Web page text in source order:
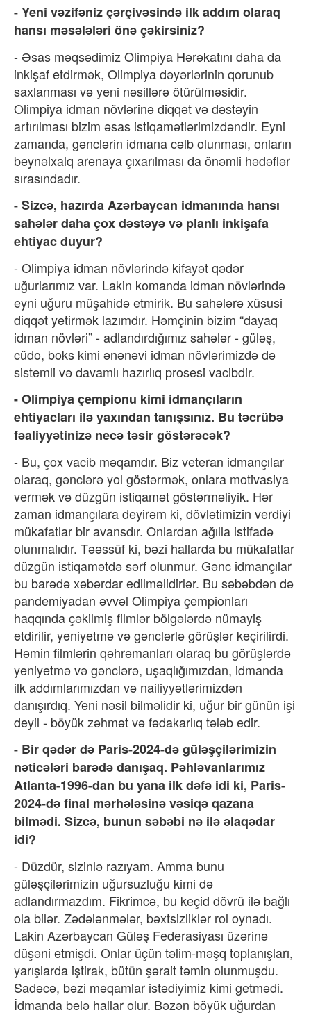
- Yeni vəzifəniz çərçivəsində ilk addım olaraq
hansı məsələləri önə çəkirsiniz?
- Əsas məqsədimiz Olimpiya Hərəkatını daha da
inkişaf etdirmək, Olimpiya dəyərlərinin qorunub
saxlanması və yeni nəsillərə ötürülməsidir.
Olimpiya idman növlərinə diqqət və dəstəyin
artırılması bizim əsas istiqamətlərimizdəndir. Eyni
zamanda, gənclərin idmana cəlb olunması, onların
beynəlxalq arenaya çıxarılması da önəmli hədəflər
sırasındadır.
- Sizcə, hazırda Azərbaycan idmanında hansı
sahələr daha çox dəstəyə və planlı inkişafa
ehtiyac duyur?
- Olimpiya idman növlərində kifayət qədər
uğurlarımız var. Lakin komanda idman növlərində
eyni uğuru müşahidə etmirik. Bu sahələrə xüsusi
diqqət yetirmək lazımdır. Həmçinin bizim “dayaq
idman növləri” - adlandırdığımız sahələr - güləş,
cüdo, boks kimi ənənəvi idman növlərimizdə də
sistemli və davamlı hazırlıq prosesi vacibdir.
- Olimpiya çempionu kimi idmançıların
ehtiyacları ilə yaxından tanışsınız. Bu təcrübə
fəaliyyətinizə necə təsir göstərəcək?
- Bu, çox vacib məqamdır. Biz veteran idmançılar
olaraq, gənclərə yol göstərmək, onlara motivasiya
vermək və düzgün istiqamət göstərməliyik. Hər
zaman idmançılara deyirəm ki, dövlətimizin verdiyi
mükafatlar bir avansdır. Onlardan ağılla istifadə
olunmalıdır. Təəssüf ki, bəzi hallarda bu mükafatlar
düzgün istiqamətdə sərf olunmur. Gənc idmançılar
bu barədə xəbərdar edilməlidirlər. Bu səbəbdən də
pandemiyadan əvvəl Olimpiya çempionları
haqqında çəkilmiş filmlər bölgələrdə nümayiş
etdirilir, yeniyetmə və gənclərlə görüşlər keçirilirdi.
Həmin filmlərin qəhrəmanları olaraq bu görüşlərdə
yeniyetmə və gənclərə, uşaqlığımızdan, idmanda
ilk addımlarımızdan və nailiyyətlərimizdən
danışırdıq. Yeni nəsil bilməlidir ki, uğur bir günün işi
deyil - böyük zəhmət və fədakarlıq tələb edir.
- Bir qədər də Paris-2024-də güləşçilərimizin
nəticələri barədə danışaq. Pəhləvanlarımız
Atlanta-1996-dan bu yana ilk dəfə idi ki, Paris-
2024-də final mərhələsinə vəsiqə qazana
bilmədi. Sizcə, bunun səbəbi nə ilə əlaqədar
idi?
- Düzdür, sizinlə razıyam. Amma bunu
güləşçilərimizin uğursuzluğu kimi də
adlandırmazdım. Fikrimcə, bu keçid dövrü ilə bağlı
ola bilər. Zədələnmələr, bəxtsizliklər rol oynadı.
Lakin Azərbaycan Güləş Federasiyası üzərinə
düşəni etmişdi. Onlar üçün təlim-məşq toplanışları,
yarışlarda iştirak, bütün şərait təmin olunmuşdu.
Sadəcə, bəzi məqamlar istədiyimiz kimi getmədi.
İdmanda belə hallar olur. Bəzən böyük uğurdan